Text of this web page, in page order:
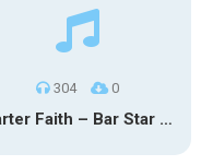
304 0
Carter Faith – Bar Star Vevo